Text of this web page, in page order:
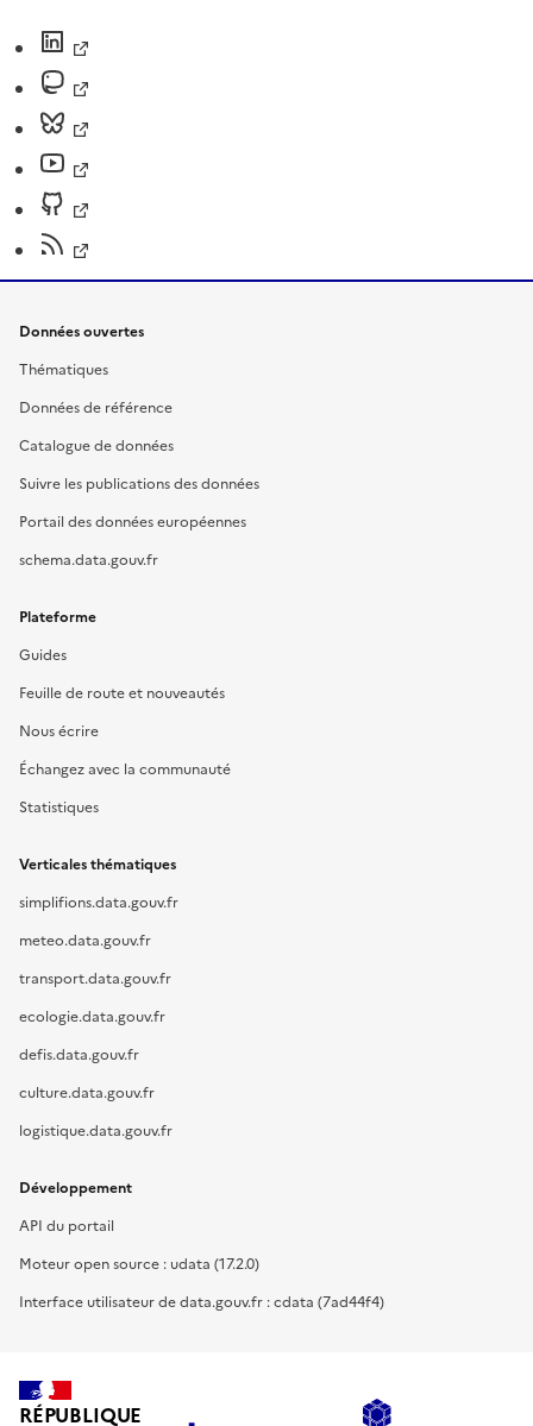
Données ouvertes
Thématiques
Données de référence
Catalogue de données
Suivre les publications des données
Portail des données européennes
schema.data.gouv.fr
Plateforme
Guides
Feuille de route et nouveautés
Nous écrire
Échangez avec la communauté
Statistiques
Verticales thématiques
simplifions.data.gouv.fr
meteo.data.gouv.fr
transport.data.gouv.fr
ecologie.data.gouv.fr
defis.data.gouv.fr
culture.data.gouv.fr
logistique.data.gouv.fr
Développement
API du portail
Moteur open source : udata (17.2.0)
Interface utilisateur de data.gouv.fr : cdata (7ad44f4)
RÉPUBLIQUE